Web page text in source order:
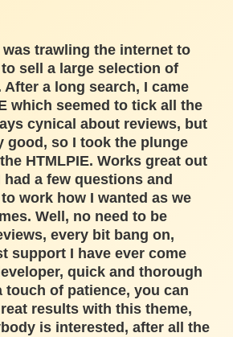
was trawling the internet to
sell a large selection of
After a long search, I came
which seemed to tick all the
cynical about reviews, but
good, so I took the plunge
HTMLPIE. Works great out
a few questions and
work how I wanted as we
Well, no need to be
every bit bang on,
support I have ever come
quick and thorough
touch of patience, you can
results with this theme,
is interested, after all the